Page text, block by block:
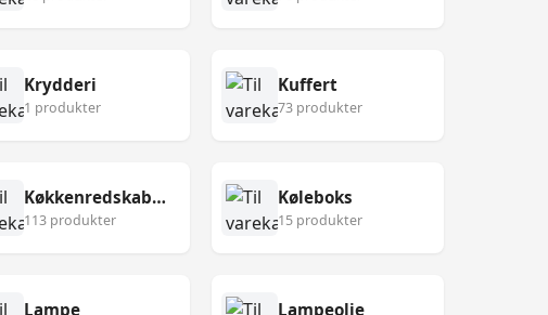
Krydderi
1 produkter
Kuffert
73 produkter
Køkkenredskaber
113 produkter
Køleboks
15 produkter
Lampe Lampeolie